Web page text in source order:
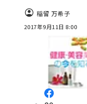
稲留 万希子
2017年9月11日 8:00